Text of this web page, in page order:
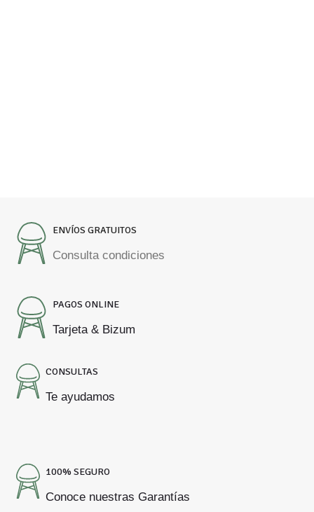
ENVÍOS GRATUITOS
Consulta condiciones
PAGOS ONLINE
Tarjeta & Bizum
CONSULTAS
Te ayudamos
100% SEGURO
Conoce nuestras Garantías